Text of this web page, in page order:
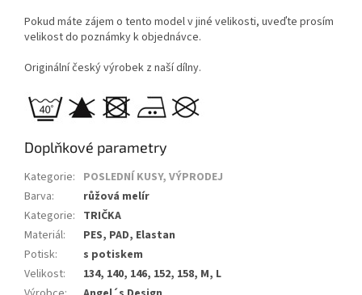
Pokud máte zájem o tento model v jiné velikosti, uveďte prosím
velikost do poznámky k objednávce.
Originální český výrobek z naší dílny.
Doplňkové parametry
Kategorie: POSLEDNÍ KUSY, VÝPRODEJ
Barva:
růžová melír
Kategorie: TRIČKA
Materiál:
PES, PAD, Elastan
Potisk:
s potiskem
Velikost:
134, 140, 146, 152, 158, M, L